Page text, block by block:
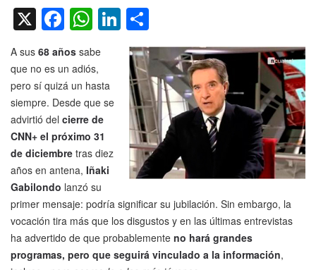
X Facebook
WhatsApp
LinkedIn
A sus 68 años sabe
que no es un adiós,
pero sí quizá un hasta
siempre. Desde que se
advirtió del cierre de
CNN+ el próximo 31
de diciembre tras diez
años en antena, Iñaki
Gabilondo lanzó su
primer mensaje: podría significar su jubilación. Sin embargo, la
vocación tira más que los disgustos y en las últimas entrevistas
ha advertido de que probablemente no hará grandes
programas, pero que seguirá vinculado a la información,